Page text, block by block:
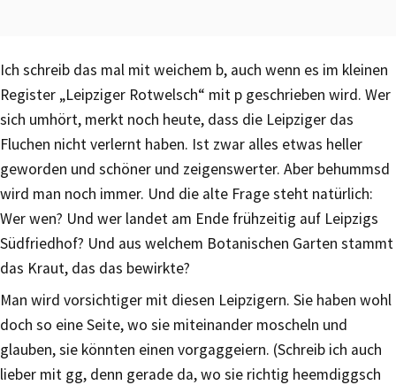
Ich schreib das mal mit weichem b, auch wenn es im kleinen
Register „Leipziger Rotwelsch“ mit p geschrieben wird. Wer
sich umhört, merkt noch heute, dass die Leipziger das
Fluchen nicht verlernt haben. Ist zwar alles etwas heller
geworden und schöner und zeigenswerter. Aber behummsd
wird man noch immer. Und die alte Frage steht natürlich:
Wer wen? Und wer landet am Ende frühzeitig auf Leipzigs
Südfriedhof? Und aus welchem Botanischen Garten stammt
das Kraut, das das bewirkte?
Man wird vorsichtiger mit diesen Leipzigern. Sie haben wohl
doch so eine Seite, wo sie miteinander moscheln und
glauben, sie könnten einen vorgaggeiern. (Schreib ich auch
lieber mit gg, denn gerade da, wo sie richtig heemdiggsch